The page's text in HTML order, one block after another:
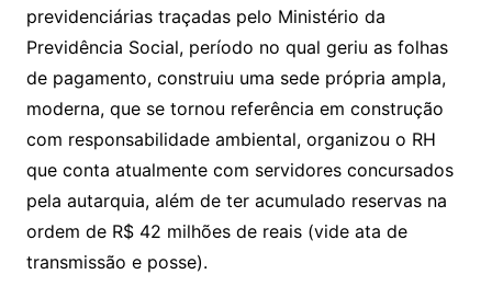
previdenciárias traçadas pelo Ministério da
Previdência Social, período no qual geriu as folhas
de pagamento, construiu uma sede própria ampla,
moderna, que se tornou referência em construção
com responsabilidade ambiental, organizou o RH
que conta atualmente com servidores concursados
pela autarquia, além de ter acumulado reservas na
ordem de R$ 42 milhões de reais (vide ata de
transmissão e posse).